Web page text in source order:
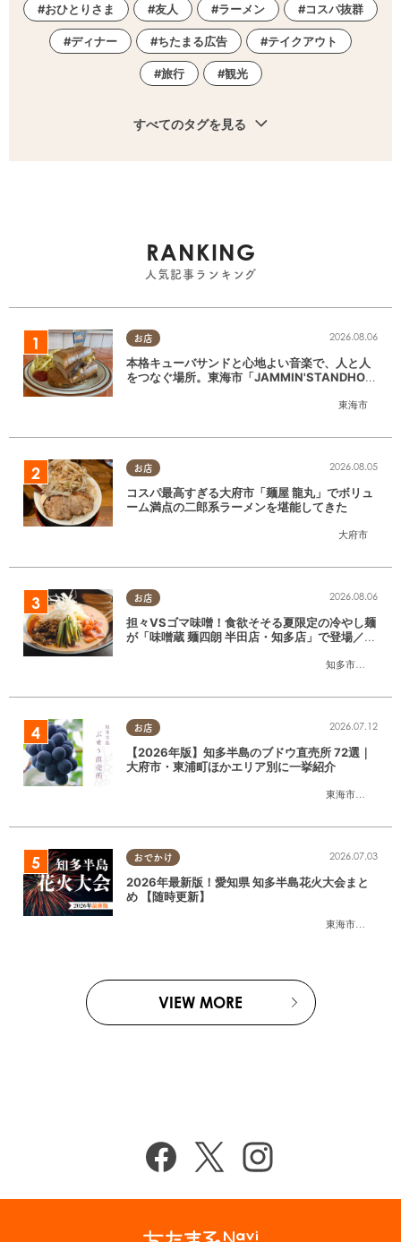
おひとりさま 友人 ラーメン コスパ抜群
ディナー ちたまる広告 テイクアウト
旅行 観光
すべてのタグを見る
RANKING
人気記事ランキング
お店
東海市
2026.08.06
本格キューバサンドと心地よい音楽で、人と人
をつなぐ場所。東海市「JAMMIN'STANDHOU
お店
大府市
2026.08.05
コスパ最高すぎる大府市「麺屋 龍丸」でボリュ
ーム満点の二郎系ラーメンを堪能してきた
お店
知多市
,半田市
2026.08.06
担々VSゴマ味噌！食欲そそる夏限定の冷やし麺
が「味噌蔵 麺四朗 半田店・知多店」で登場／ち
お店
東海市
,大府市
2026.07.12
【2026年版】知多半島のブドウ直売所 72選｜
大府市・東浦町ほかエリア別に一挙紹介
おでかけ
東海市
,大府市
2026.07.03
2026年最新版！愛知県 知多半島花火大会まと
め 【随時更新】
VIEW MORE